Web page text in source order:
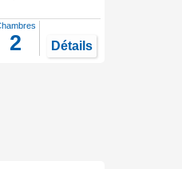
2 Détails